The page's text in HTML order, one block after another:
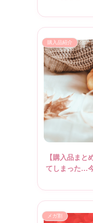
購入品紹介
【購入品ま
てしまった…
メガ割